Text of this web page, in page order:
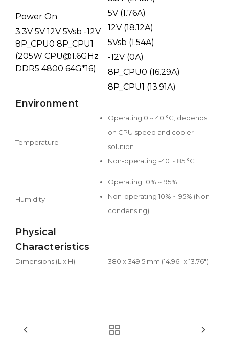
Power On
3.3V 5V 12V 5Vsb -12V
8P_CPU0 8P_CPU1
(205W CPU@1.6GHz
DDR5 4800 64G*16)
5V (1.76A)
12V (18.12A)
5Vsb (1.54A)
-12V (0A)
8P_CPU0 (16.29A)
8P_CPU1 (13.91A)
Environment
Temperature
Operating 0 ~ 40 °C, depends
on CPU speed and cooler
solution
Non-operating -40 ~ 85 °C
Humidity
Operating 10% ~ 95%
Non-operating 10% ~ 95% (Non
condensing)
Physical
Characteristics
Dimensions (L x H) 380 x 349.5 mm (14.96" x 13.76")